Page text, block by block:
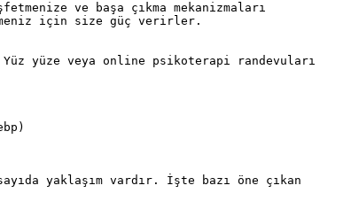
ve başa çıkma mekanizmaları
için size güç verirler.
yüze veya online psikoterapi randevuları
yaklaşım vardır. İşte bazı öne çıkan